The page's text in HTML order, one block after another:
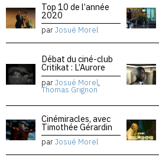
Top 10 de l’année
2020
parJosué Morel
Débat du ciné-club
Critikat : L’Aurore
parJosué Morel,
Thomas Grignon
Cinémiracles, avec
Timothée Gérardin
parJosué Morel